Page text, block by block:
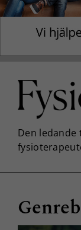
innehållet